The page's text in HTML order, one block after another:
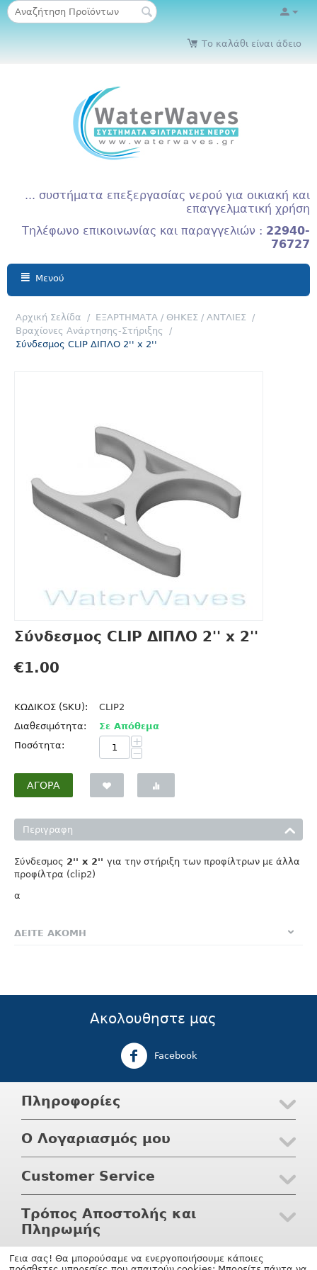
Το καλάθι είναι άδειο
... συστήματα επεξεργασίας νερού για οικιακή και
επαγγελματική χρήση
Τηλέφωνο επικοινωνίας και παραγγελιών : 22940-
76727
Μενού
Αρχική Σελίδα / ΕΞΑΡΤΗΜΑΤΑ / ΘΗΚΕΣ / ΑΝΤΛΙΕΣ /
Βραχίονες Ανάρτησης-Στήριξης
/
Σύνδεσμος CLIP ΔΙΠΛΟ 2'' x 2''
Σύνδεσμος CLIP ΔΙΠΛΟ 2'' x 2''
€1.00
ΚΩΔΙΚΟΣ (SKU):
CLIP2
Διαθεσιμότητα:
Σε Απόθεμα
Ποσότητα:
+
−
ΑΓΟΡΆ
Περιγραφη
Σύνδεσμος 2'' x 2'' για την στήριξη των προφίλτρων με άλλα
προφίλτρα (clip2)
α
ΔΕΙΤΕ ΑΚΟΜΗ
Ακολουθηστε μας
Facebook
Πληροφορίες
Ο Λογαριασμός μου
Customer Service
Τρόπος Αποστολής και
Πληρωμής
Γεια σας! Θα μπορούσαμε να ενεργοποιήσουμε κάποιες